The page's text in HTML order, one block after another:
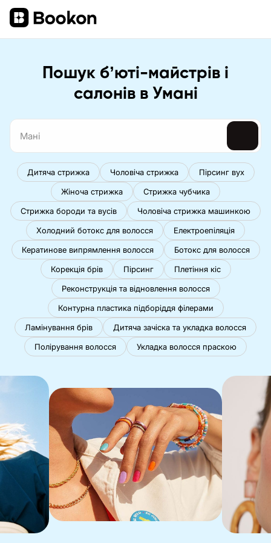
Пошук бʼюті-майстрів і
салонів в Умані
Дитяча стрижка Чоловіча стрижка
Пірсинг вух
Жіноча стрижка
Стрижка чубчика
Стрижка бороди та вусів
Чоловіча стрижка машинкою
Холодний ботокс для волосся
Електроепіляція
Кератинове випрямлення волосся
Ботокс для волосся
Корекція брів
Пірсинг
Плетіння кіс
Реконструкція та відновлення волосся
Контурна пластика підборіддя філерами
Ламінування брів
Дитяча зачіска та укладка волосся
Полірування волосся
Укладка волосся праскою